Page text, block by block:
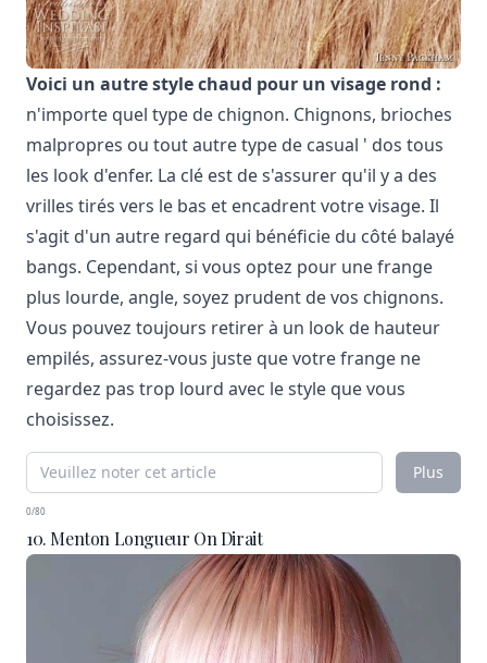
Voici un autre style chaud pour un visage rond :
n'importe quel type de chignon. Chignons, brioches
malpropres ou tout autre type de casual ' dos tous
les look d'enfer. La clé est de s'assurer qu'il y a des
vrilles tirés vers le bas et encadrent votre visage. Il
s'agit d'un autre regard qui bénéficie du côté balayé
bangs. Cependant, si vous optez pour une frange
plus lourde, angle, soyez prudent de vos chignons.
Vous pouvez toujours retirer à un look de hauteur
empilés, assurez-vous juste que votre frange ne
regardez pas trop lourd avec le style que vous
choisissez.
Plus
0/80
10. Menton Longueur On Dirait